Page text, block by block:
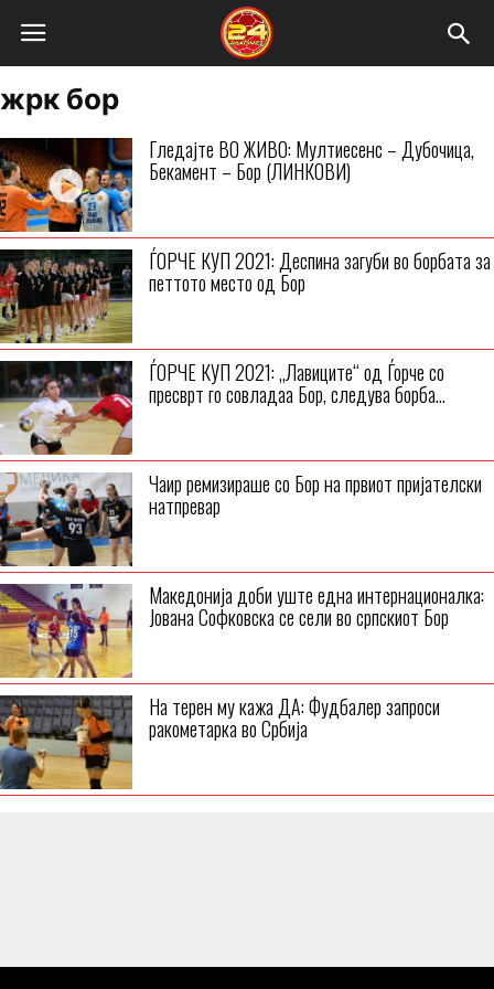
жрк бор
Гледајте ВО ЖИВО: Мултиесенс – Дубочица,
Бекамент – Бор (ЛИНКОВИ)
ЃОРЧЕ КУП 2021: Деспина загуби во борбата за
петтото место од Бор
ЃОРЧЕ КУП 2021: „Лавиците“ од Ѓорче со
пресврт го совладаа Бор, следува борба...
Чаир ремизираше со Бор на првиот пријателски
натпревар
Македонија доби уште една интернационалка:
Јована Софковска се сели во српскиот Бор
На терен му кажа ДА: Фудбалер запроси
ракометарка во Србија